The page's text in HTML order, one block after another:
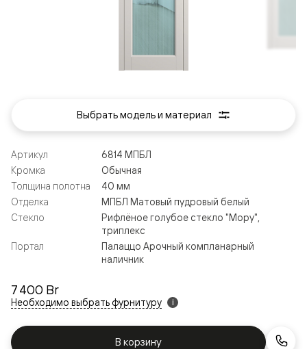
7 400 Br
Необходимо выбрать фурнитуру i
В корзину
Артикул
6814 МПБЛ
Кромка
Обычная
Толщина полотна
40 мм
Отделка
МПБЛ Матовый пудровый белый
Стекло
Рифлёное голубое стекло "Мору",
триплекс
Портал
Палаццо Арочный компланарный
наличник
Выбрать модель и материал